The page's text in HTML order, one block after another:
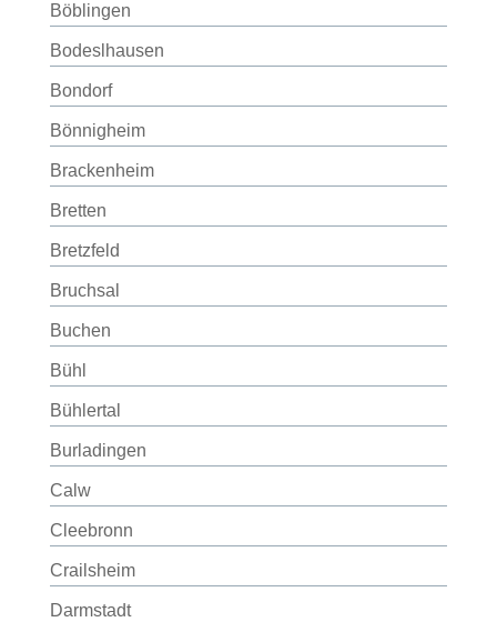
Böblingen
Bodeslhausen
Bondorf
Bönnigheim
Brackenheim
Bretten
Bretzfeld
Bruchsal
Buchen
Bühl
Bühlertal
Burladingen
Calw
Cleebronn
Crailsheim
Darmstadt